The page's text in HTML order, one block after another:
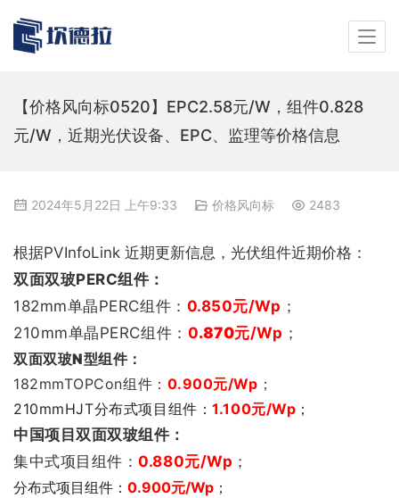
【价格风向标0520】EPC2.58元/W，组件0.828
元/W，近期光伏设备、EPC、监理等价格信息
2024年5月22日 上午9:33 价格风向标 2483
根据PVInfoLink 近期更新信息，光伏组件近期价格：
双面双玻PERC组件：
182mm单晶PERC组件： 0.850元/Wp ；
210mm单晶PERC组件： 0.870元/Wp ；
双面双玻N型组件：
182mmTOPCon组件： 0.900元/Wp ；
210mmHJT分布式项目组件：1.100元/Wp ；
中国项目双面双玻组件：
集中式项目组件：0.880元/Wp ；
分布式项目组件： 0.900元/Wp ；